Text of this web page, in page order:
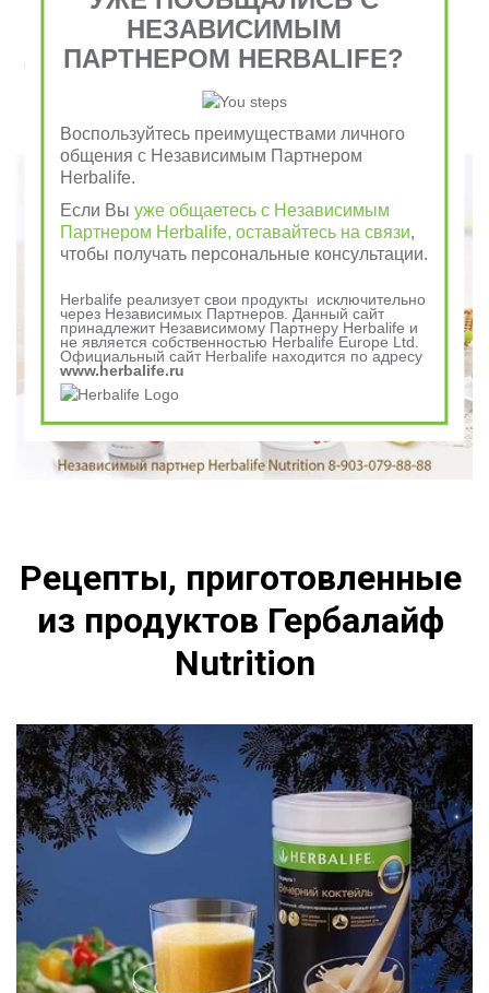
Завтрак съешь сам, обед раздели с другом, ужин
Говорили в древности
Рецепты, приготовленные
из продуктов Гербалайф
Nutrition
НЕЗАВИСИМЫМ
ПАРТНЕРОМ HERBALIFE?
Воспользуйтесь преимуществами личного
общения с Независимым Партнером
Herbalife.
Если Выуже общаетесь с Независимым
Партнером Herbalife, оставайтесь на связи,
чтобы получать персональные консультации.
Herbalife реализует свои продукты исключительно
через Независимых Партнеров. Данный сайт
принадлежит Независимому Партнеру Herbalife и
не является собственностью Herbalife Europe Ltd.
Официальный сайт Herbalife находится по адресу
www.herbalife.ru